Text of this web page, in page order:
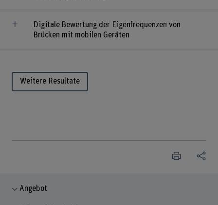
Digitale Bewertung der Eigenfrequenzen von
Brücken mit mobilen Geräten
Weitere Resultate
Angebot